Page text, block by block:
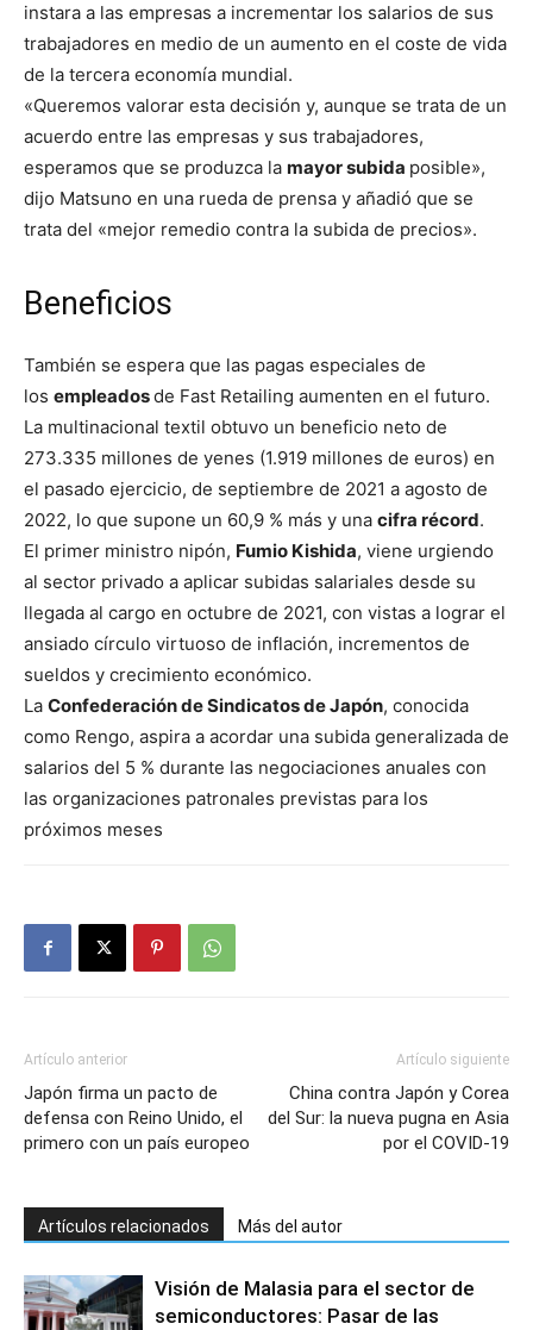
instara a las empresas a incrementar los salarios de sus
trabajadores en medio de un aumento en el coste de vida
de la tercera economía mundial.
«Queremos valorar esta decisión y, aunque se trata de un
acuerdo entre las empresas y sus trabajadores,
esperamos que se produzca la mayor subida posible»,
dijo Matsuno en una rueda de prensa y añadió que se
trata del «mejor remedio contra la subida de precios».
Beneficios
También se espera que las pagas especiales de
los empleadosde Fast Retailing aumenten en el futuro.
La multinacional textil obtuvo un beneficio neto de
273.335 millones de yenes (1.919 millones de euros) en
el pasado ejercicio, de septiembre de 2021 a agosto de
2022, lo que supone un 60,9 % más y una cifra récord.
El primer ministro nipón, Fumio Kishida, viene urgiendo
al sector privado a aplicar subidas salariales desde su
llegada al cargo en octubre de 2021, con vistas a lograr el
ansiado círculo virtuoso de inflación, incrementos de
sueldos y crecimiento económico.
La Confederación de Sindicatos de Japón, conocida
como Rengo, aspira a acordar una subida generalizada de
salarios del 5 % durante las negociaciones anuales con
las organizaciones patronales previstas para los
próximos meses
Artículo anterior
Japón firma un pacto de
defensa con Reino Unido, el
primero con un país europeo
Artículo siguiente
China contra Japón y Corea
del Sur: la nueva pugna en Asia
por el COVID-19
Artículos relacionados Más del autor
Visión de Malasia para el sector de
semiconductores: Pasar de las